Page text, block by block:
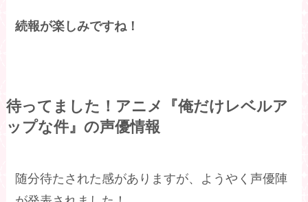
続報が楽しみですね！
待ってました！アニメ『俺だけレベルア
ップな件』の声優情報
随分待たされた感がありますが、ようやく声優陣